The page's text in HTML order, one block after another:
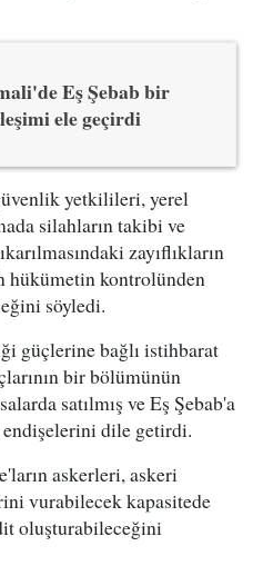
Eş Şebab bir
ele geçirdi
yetkilileri, yerel
silahların takibi ve
zayıflıkların
hükümetin kontrolünden
söyledi.
güçlerine bağlı istihbarat
bir bölümünün
satılmış ve Eş Şebab'a
dile getirdi.
askerleri, askeri
vurabilecek kapasitede
oluşturabileceğini